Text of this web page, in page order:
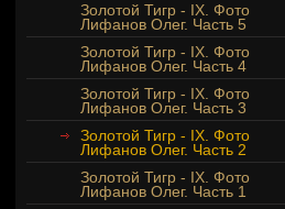
Золотой Тигр - IX. Фото
Лифанов Олег. Часть 5
Золотой Тигр - IX. Фото
Лифанов Олег. Часть 4
Золотой Тигр - IX. Фото
Лифанов Олег. Часть 3
Золотой Тигр - IX. Фото
Лифанов Олег. Часть 2
Золотой Тигр - IX. Фото
Лифанов Олег. Часть 1